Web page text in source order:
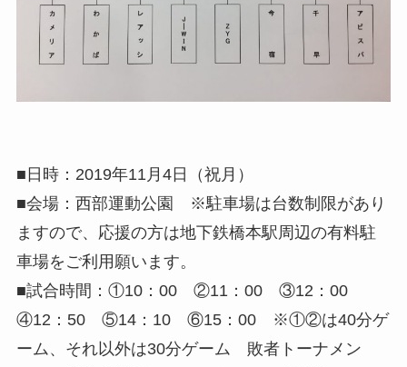
■日時：2019年11月4日（祝月）
■会場：西部運動公園 ※駐車場は台数制限があり
ますので、応援の方は地下鉄橋本駅周辺の有料駐
車場をご利用願います。
■試合時間：①10：00 ②11：00 ③12：00
④12：50 ⑤14：10 ⑥15：00 ※①②は40分ゲ
ーム、それ以外は30分ゲーム 敗者トーナメン